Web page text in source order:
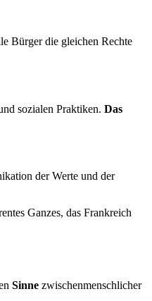
Bürger die gleichen Rechte
sozialen Praktiken. Das
der Werte und der
Ganzes, das Frankreich
Sinne zwischenmenschlicher